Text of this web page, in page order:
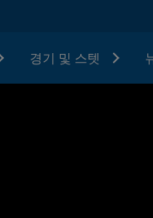
경기 및 스텟